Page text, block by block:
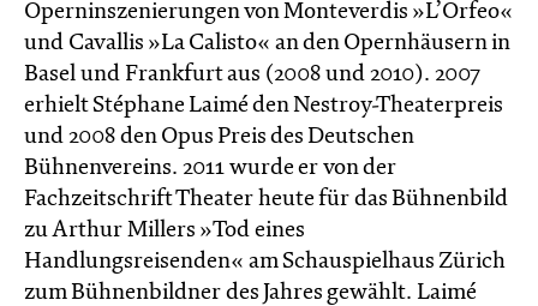
Operninszenierungen von Monteverdis »L’Orfeo«
und Cavallis »La Calisto« an den Opernhäusern in
Basel und Frankfurt aus (2008 und 2010). 2007
erhielt Stéphane Laimé den Nestroy-Theaterpreis
und 2008 den Opus Preis des Deutschen
Bühnenvereins. 2011 wurde er von der
Fachzeitschrift Theater heute für das Bühnenbild
zu Arthur Millers »Tod eines
Handlungsreisenden« am Schauspielhaus Zürich
zum Bühnenbildner des Jahres gewählt. Laimé